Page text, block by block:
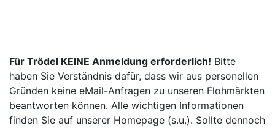
Für Trödel KEINE Anmeldung erforderlich! Bitte
haben Sie Verständnis dafür, dass wir aus personellen
Gründen keine eMail-Anfragen zu unseren Flohmärkten
beantworten können. Alle wichtigen Informationen
finden Sie auf unserer Homepage (s.u.). Sollte dennoch